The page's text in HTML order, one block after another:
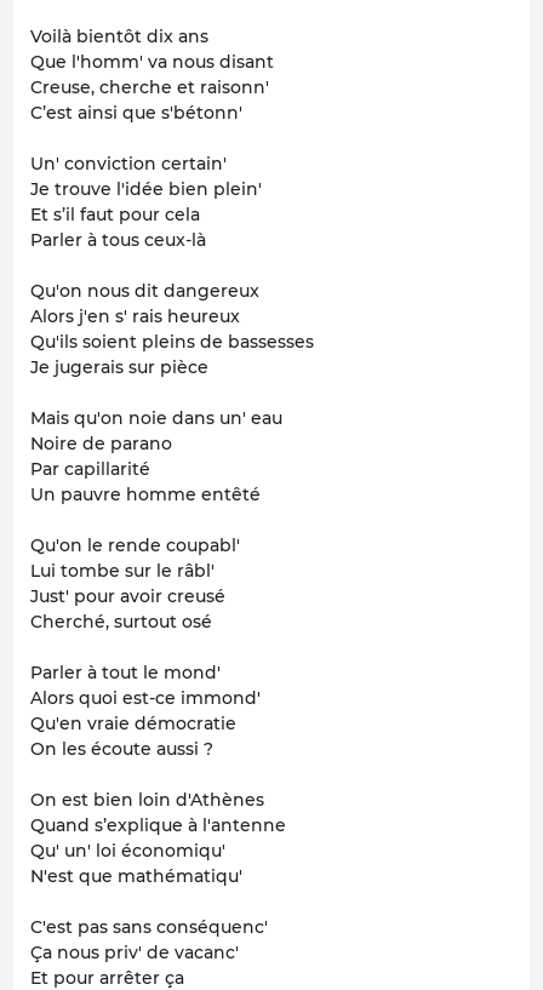
Voilà bientôt dix ans
Que l'homm' va nous disant
Creuse, cherche et raisonn'
C’est ainsi que s'bétonn'
Un' conviction certain'
Je trouve l'idée bien plein'
Et s’il faut pour cela
Parler à tous ceux-là
Qu'on nous dit dangereux
Alors j'en s' rais heureux
Qu'ils soient pleins de bassesses
Je jugerais sur pièce
Mais qu'on noie dans un' eau
Noire de parano
Par capillarité
Un pauvre homme entêté
Qu'on le rende coupabl'
Lui tombe sur le râbl'
Just' pour avoir creusé
Cherché, surtout osé
Parler à tout le mond'
Alors quoi est-ce immond'
Qu'en vraie démocratie
On les écoute aussi ?
On est bien loin d'Athènes
Quand s’explique à l'antenne
Qu' un' loi économiqu'
N'est que mathématiqu'
C'est pas sans conséquenc'
Ça nous priv' de vacanc'
Et pour arrêter ça